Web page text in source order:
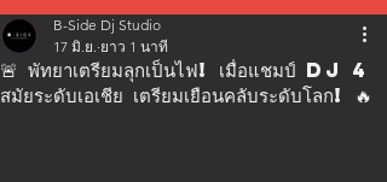
🚨 พัทยาเตรียมลุกเป็นไฟ! เมื่อแชมป์ DJ 4
สมัยระดับเอเชีย เตรียมเยือนคลับระดับโลก! 🔥
B-Side Dj Studio
17 มิ.ย. ยาว 1 นาที